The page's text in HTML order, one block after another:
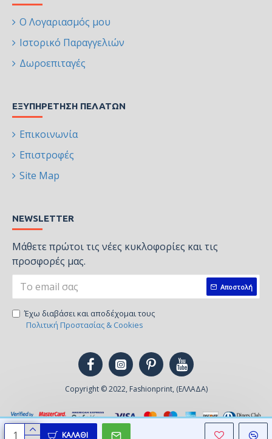
ΚΑΛΆΘΙ
Ο Λογαριασμός μου
Ιστορικό Παραγγελιών
Δωροεπιταγές
ΕΞΥΠΗΡΈΤΗΣΗ ΠΕΛΑΤΏΝ
Επικοινωνία
Επιστροφές
Site Map
NEWSLETTER
Μάθετε πρώτοι τις νέες κυκλοφορίες και τις
προσφορές μας.
Αποστολή
Έχω διαβάσει και αποδέχομαι τους
Πολιτική Προστασίας & Cookies
Copyright © 2022, Fashionprint, (ΕΛΛΑΔΑ)